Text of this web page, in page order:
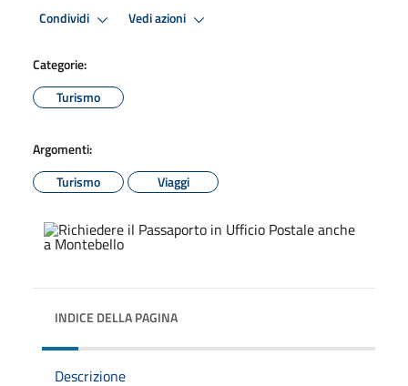
Condividi Vedi azioni
Categorie:
Turismo
Argomenti:
Turismo
Viaggi
INDICE DELLA PAGINA
Descrizione